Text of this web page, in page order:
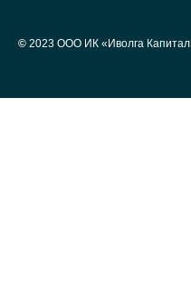
© 2023 ООО ИК «Иволга